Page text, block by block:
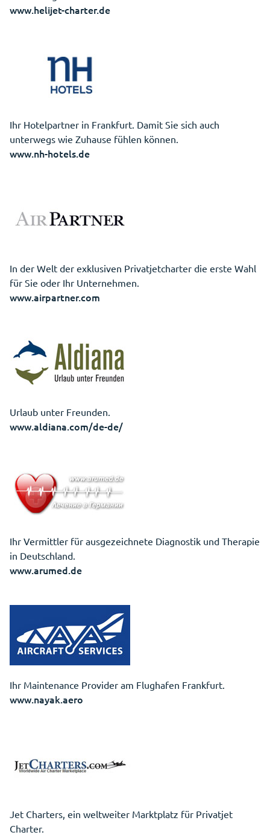
www.helijet-charter.de
Ihr Hotelpartner in Frankfurt. Damit Sie sich auch
unterwegs wie Zuhause fühlen können.
www.nh-hotels.de
In der Welt der exklusiven Privatjetcharter die erste Wahl
für Sie oder Ihr Unternehmen.
www.airpartner.com
Urlaub unter Freunden.
www.aldiana.com/de-de/
Ihr Vermittler für ausgezeichnete Diagnostik und Therapie
in Deutschland.
www.arumed.de
Ihr Maintenance Provider am Flughafen Frankfurt.
www.nayak.aero
Jet Charters, ein weltweiter Marktplatz für Privatjet
Charter.